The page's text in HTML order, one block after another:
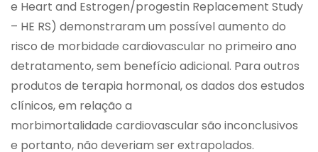
e Heart and Estrogen/progestin Replacement Study
– HE RS) demonstraram um possível aumento do
risco de morbidade cardiovascular no primeiro ano
detratamento, sem benefício adicional. Para outros
produtos de terapia hormonal, os dados dos estudos
clínicos, em relação a
morbimortalidade cardiovascular são inconclusivos
e portanto, não deveriam ser extrapolados.